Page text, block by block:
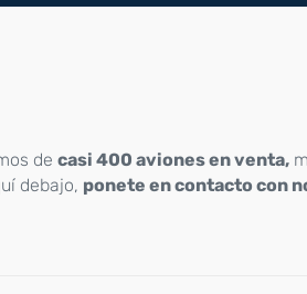
de casi 400 aviones en venta,
debajo, ponete en contacto con